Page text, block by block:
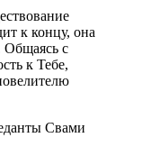
к концу, она
Общаясь с
к Тебе,
Свами